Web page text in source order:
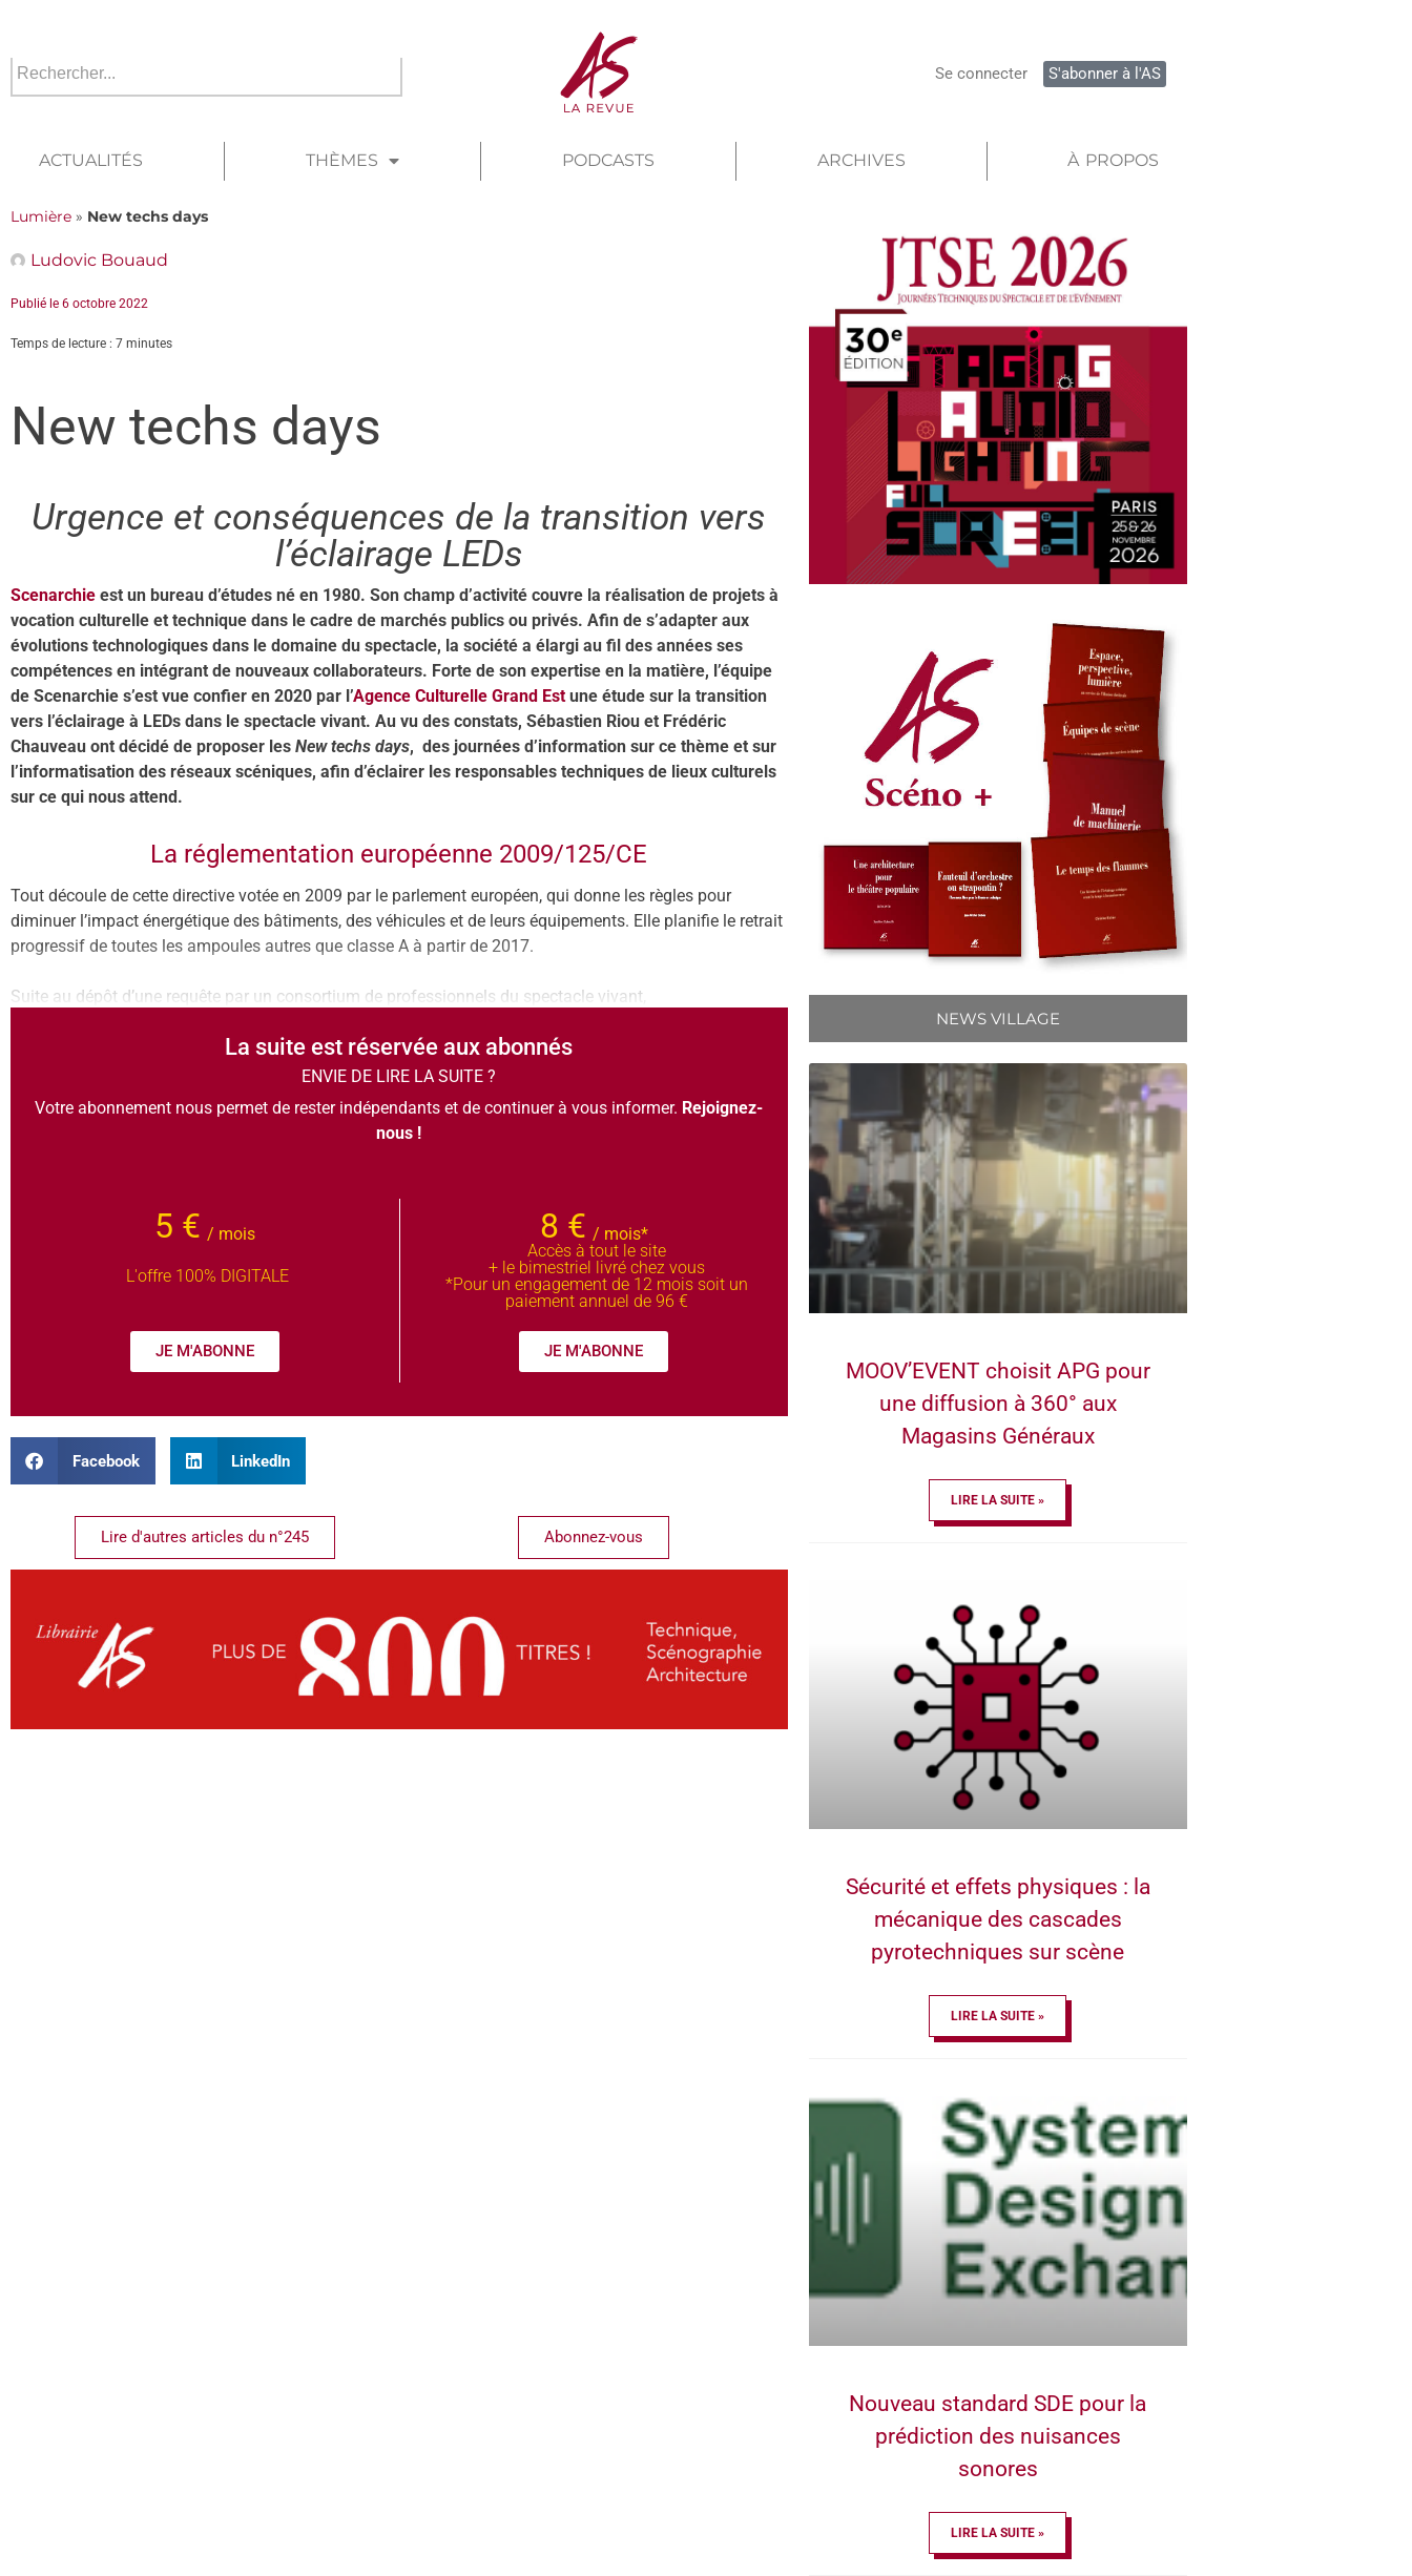
Se connecter S'abonner à l'AS
ACTUALITÉS THÈMES PODCASTS ARCHIVES À PROPOS
Lumière » New techs days
Ludovic Bouaud
Publié le 6 octobre 2022
Temps de lecture : 7 minutes
New techs days
Urgence et conséquences de la transition vers
l’éclairage LEDs
Scenarchie est un bureau d’études né en 1980. Son champ d’activité couvre la réalisation de projets à
vocation culturelle et technique dans le cadre de marchés publics ou privés. Afin de s’adapter aux
évolutions technologiques dans le domaine du spectacle, la société a élargi au fil des années ses
compétences en intégrant de nouveaux collaborateurs. Forte de son expertise en la matière, l’équipe
de Scenarchie s’est vue confier en 2020 par l’Agence Culturelle Grand Est une étude sur la transition
vers l’éclairage à LEDs dans le spectacle vivant. Au vu des constats, Sébastien Riou et Frédéric
Chauveau ont décidé de proposer les New techs days, des journées d’information sur ce thème et sur
l’informatisation des réseaux scéniques, afin d’éclairer les responsables techniques de lieux culturels
sur ce qui nous attend.
La réglementation européenne 2009/125/CE
Tout découle de cette directive votée en 2009 par le parlement européen, qui donne les règles pour
diminuer l’impact énergétique des bâtiments, des véhicules et de leurs équipements. Elle planifie le retrait
progressif de toutes les ampoules autres que classe A à partir de 2017.
Suite au dépôt d’une requête par un consortium de professionnels du spectacle vivant,
La suite est réservée aux abonnés
ENVIE DE LIRE LA SUITE ?
Votre abonnement nous permet de rester indépendants et de continuer à vous informer. Rejoignez-
nous !
5 € / mois
L'offre 100% DIGITALE
JE M'ABONNE
8 € / mois*
Accès à tout le site
+ le bimestriel livré chez vous
*Pour un engagement de 12 mois soit un
paiement annuel de 96 €
JE M'ABONNE
Facebook LinkedIn
Lire d'autres articles du n°245 Abonnez-vous
NEWS VILLAGE
MOOV’EVENT choisit APG pour
une diffusion à 360° aux
Magasins Généraux
LIRE LA SUITE »
Sécurité et effets physiques : la
mécanique des cascades
pyrotechniques sur scène
LIRE LA SUITE »
Nouveau standard SDE pour la
prédiction des nuisances
sonores
LIRE LA SUITE »